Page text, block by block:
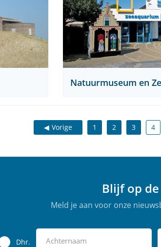
Natuurmuseum en
Vorige 1 2 3 4
Blijf op
Meld je aan voor onze
Dhr.